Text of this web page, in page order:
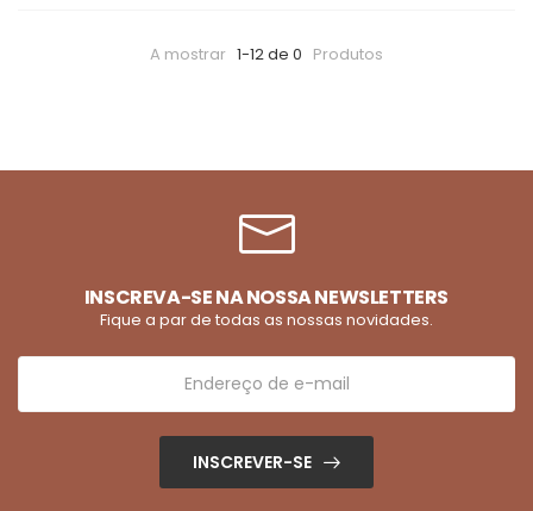
A mostrar 1-12 de 0 Produtos
INSCREVA-SE NA NOSSA NEWSLETTERS
Fique a par de todas as nossas novidades.
INSCREVER-SE